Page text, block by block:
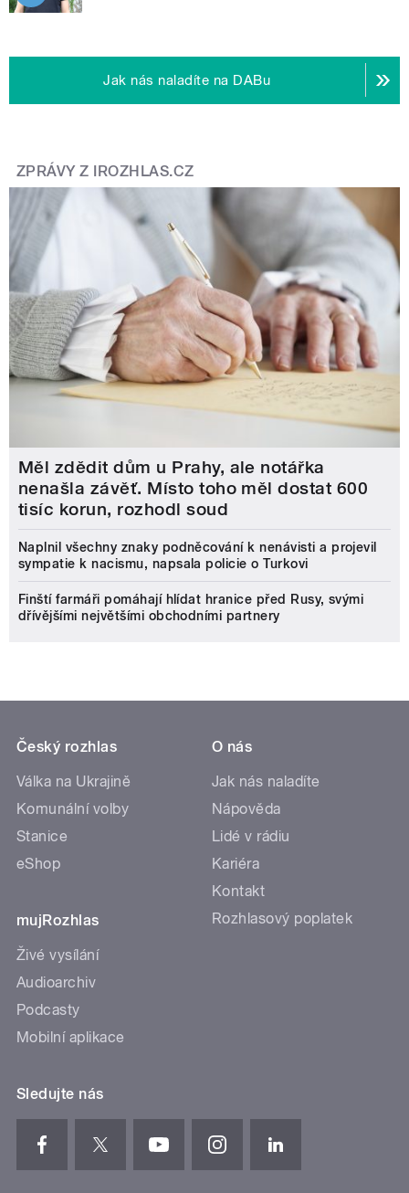
Jak nás naladíte na DABu
ZPRÁVY Z IROZHLAS.CZ
Měl zdědit dům u Prahy, ale notářka
nenašla závěť. Místo toho měl dostat 600
tisíc korun, rozhodl soud
Naplnil všechny znaky podněcování k nenávisti a projevil
sympatie k nacismu, napsala policie o Turkovi
Finští farmáři pomáhají hlídat hranice před Rusy, svými
dřívějšími největšími obchodními partnery
Český rozhlas
Válka na Ukrajině
Komunální volby
Stanice
eShop
mujRozhlas
Živé vysílání
Audioarchiv
Podcasty
Mobilní aplikace
O nás
Jak nás naladíte
Nápověda
Lidé v rádiu
Kariéra
Kontakt
Rozhlasový poplatek
Sledujte nás